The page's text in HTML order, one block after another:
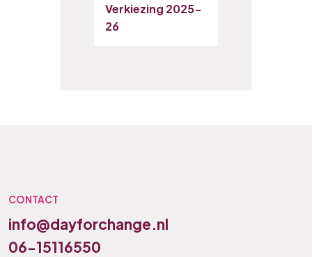
Verkiezing 2025-
26
CONTACT
info@dayforchange.nl
06-15116550